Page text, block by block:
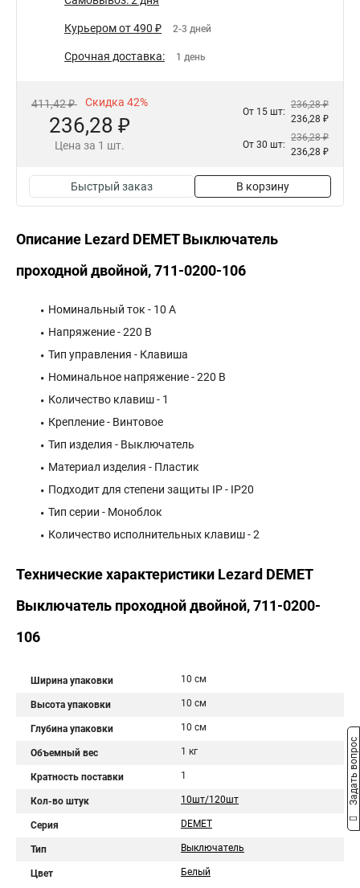
Курьером от 490 ₽ 2-3 дней
Срочная доставка: 1 день
411,42 ₽ Скидка 42%
236,28 ₽
Цена за 1 шт.
От 15 шт:
236,28 ₽
236,28 ₽
От 30 шт:
236,28 ₽
236,28 ₽
Быстрый заказ В корзину
Описание Lezard DEMET Выключатель
проходной двойной, 711-0200-106
Номинальный ток - 10 А
Напряжение - 220 В
Тип управления - Клавиша
Номинальное напряжение - 220 В
Количество клавиш - 1
Крепление - Винтовое
Тип изделия - Выключатель
Материал изделия - Пластик
Подходит для степени защиты IP - IP20
Тип серии - Моноблок
Количество исполнительных клавиш - 2
Технические характеристики Lezard DEMET
Выключатель проходной двойной, 711-0200-
106
Ширина упаковки 10 см
Высота упаковки 10 см
Глубина упаковки 10 см
Объемный вес 1 кг
Кратность поставки 1
Кол-во штук 10шт/120шт
Серия DEMET
Тип Выключатель
Цвет Белый
Задать вопрос